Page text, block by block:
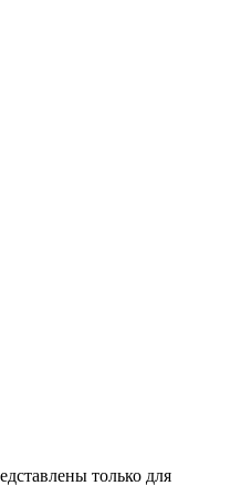
только для